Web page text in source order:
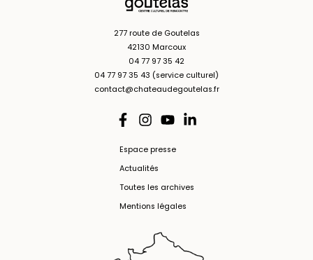
277 route de Goutelas
42130 Marcoux
04 77 97 35 42
04 77 97 35 43 (service culturel)
contact@chateaudegoutelas.fr
Espace presse
Actualités
Toutes les archives
Mentions légales